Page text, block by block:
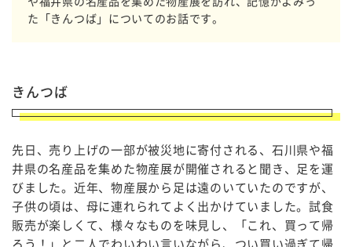
た「きんつば」についてのお話です。
きんつば
先日、売り上げの一部が被災地に寄付される、石川県や福
井県の名産品を集めた物産展が開催されると聞き、足を運
びました。近年、物産展から足は遠のいていたのですが、
子供の頃は、母に連れられてよく出かけていました。試食
販売が楽しくて、様々なものを味見し、「これ、買って帰